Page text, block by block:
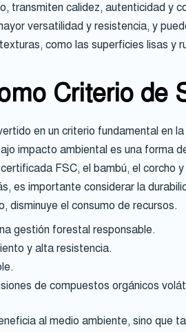
transmiten calidez, autenticidad y
versatilidad y resistencia, y
como las superficies lisas y
Criterio de
en un criterio fundamental en
impacto ambiental es una forma
FSC, el bambú, el corcho
es importante considerar la
disminuye el consumo de recursos.
gestión forestal responsable.
y alta resistencia.
de compuestos orgánicos
al medio ambiente, sino que